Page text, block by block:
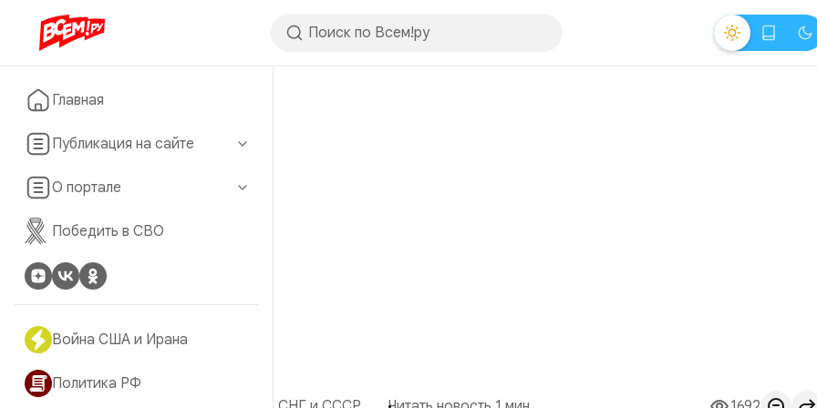
Главная
Публикация на сайте
О портале
Победить в СВО
Война США и Ирана
Политика РФ